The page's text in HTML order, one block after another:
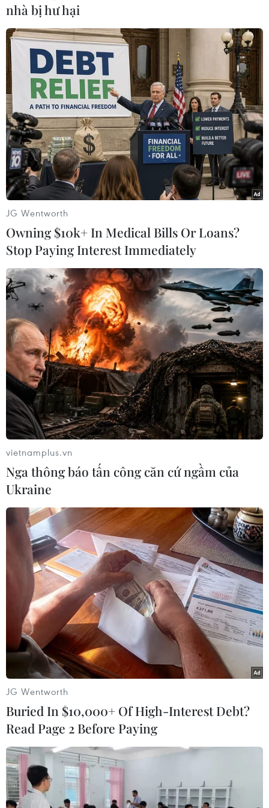
#Đoàn Thể thao Việt Nam #Huy chương Vàng
#Judo
#Boxing
Theo dõi VietnamPlus
TIN LIÊN QUAN
Nguyễn Thị Tâm về nhì tại Giải vô địch
boxing nữ thế giới 2023
26/03/2023 14:48
Võ sỹ của Việt Nam không thể vượt qua đương kim vô
địch Nikhat Zareen tại chung kết boxing thế giới 2023
diễn ra tại Ấn Độ.
nhà bị hư hại
JG Wentworth
Owning $10k+ In Medical Bills Or Loans?
Stop Paying Interest Immediately
vietnamplus.vn
Nga thông báo tấn công căn cứ ngầm của
Ukraine
JG Wentworth
Buried In $10,000+ Of High-Interest Debt?
Read Page 2 Before Paying